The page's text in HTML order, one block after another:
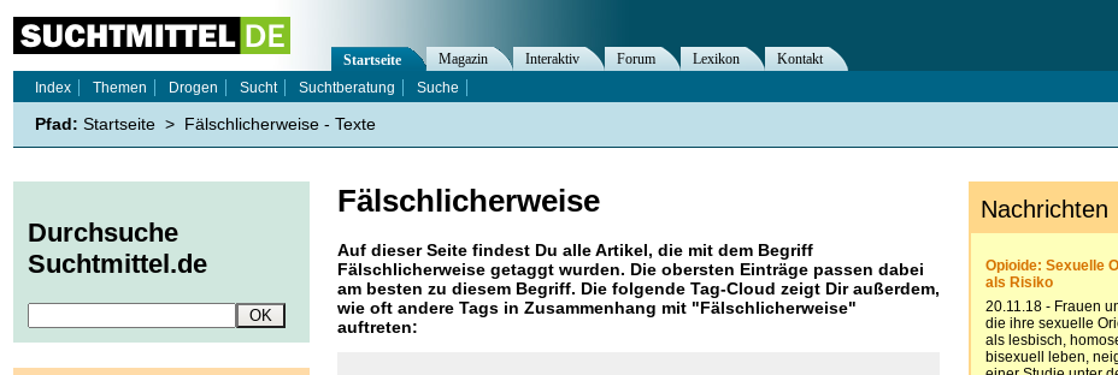
Fälschlicherweise
Auf dieser Seite findest Du alle Artikel, die mit dem Begriff
Fälschlicherweise getaggt wurden. Die obersten Einträge passen dabei
am besten zu diesem Begriff. Die folgende Tag-Cloud zeigt Dir außerdem,
wie oft andere Tags in Zusammenhang mit "Fälschlicherweise"
auftreten:
Startseite Magazin Interaktiv Forum Lexikon
Kontakt
Index
Themen Drogen Sucht Suchtberatung Suche
Pfad: Startseite > Fälschlicherweise - Texte
Durchsuche
Suchtmittel.de